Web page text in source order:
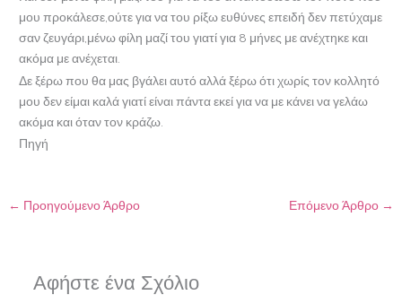
μου προκάλεσε,ούτε για να του ρίξω ευθύνες επειδή δεν πετύχαμε
σαν ζευγάρι,μένω φίλη μαζί του γιατί για 8 μήνες με ανέχτηκε και
ακόμα με ανέχεται.
Δε ξέρω που θα μας βγάλει αυτό αλλά ξέρω ότι χωρίς τον κολλητό
μου δεν είμαι καλά γιατί είναι πάντα εκεί για να με κάνει να γελάω
ακόμα και όταν τον κράζω.
Πηγή
← Προηγούμενο Άρθρο Επόμενο Άρθρο →
Αφήστε ένα Σχόλιο